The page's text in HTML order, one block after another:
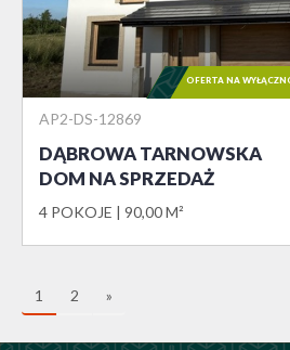
AP2-DS-12869
DĄBROWA TARNOWSKA
DOM NA SPRZEDAŻ
4 POKOJE 90,00 M²
OFERTA NA
1 2 »